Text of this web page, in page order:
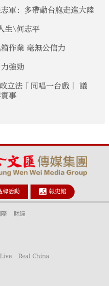
軍：多帶動台胞走進大陸
生\何志平
作業 毫無公信力
力強勁
立法「同唱一台戲」 議
事
牌活動 報史館
際 財經
Real China